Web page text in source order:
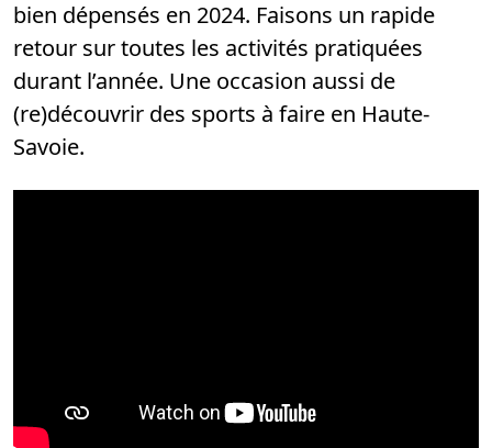
bien dépensés en 2024. Faisons un rapide
retour sur toutes les activités pratiquées
durant l’année. Une occasion aussi de
(re)découvrir des sports à faire en Haute-
Savoie.